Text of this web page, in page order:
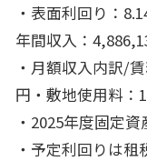
・表面利回り：
年間収入：
・月額収入内訳/
円・敷地使用料：
・2025年度固定
・予定利回りは